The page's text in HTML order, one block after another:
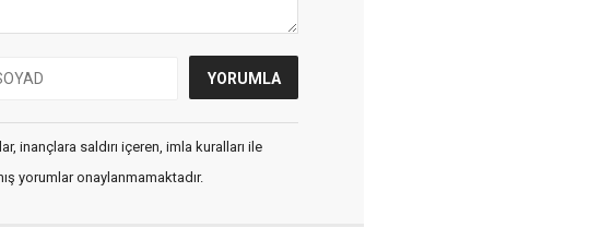
inançlara saldırı içeren, imla kuralları ile
yorumlar onaylanmamaktadır.